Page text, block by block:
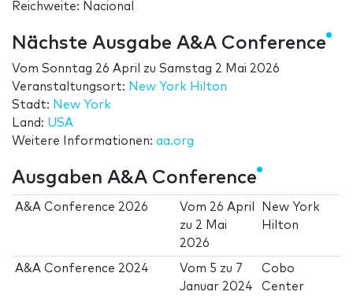
Reichweite: Nacional
Nächste Ausgabe A&A Conference
Vom Sonntag 26 April zu Samstag 2 Mai 2026
Veranstaltungsort: New York Hilton
Stadt: New York
Land: USA
Weitere Informationen: aa.org
Ausgaben A&A Conference
A&A Conference 2026 Vom 26 April
zu 2 Mai
2026
New York
Hilton
A&A Conference 2024 Vom 5 zu 7
Januar 2024
Cobo
Center